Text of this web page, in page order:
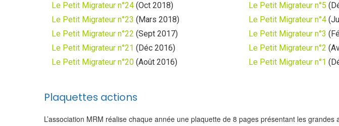
Le Petit Migrateur n°24 (Oct 2018)
Le Petit Migrateur n°23 (Mars 2018)
Le Petit Migrateur n°22 (Sept 2017)
Le Petit Migrateur n°21 (Déc 2016)
Le Petit Migrateur n°20 (Août 2016)
Le Petit Migrateur n°5
Le Petit Migrateur n°4
Le Petit Migrateur n°3
Le Petit Migrateur n°2
Le Petit Migrateur n°1
Plaquettes actions
L’association MRM réalise chaque année une plaquette de 8 pages présentant les